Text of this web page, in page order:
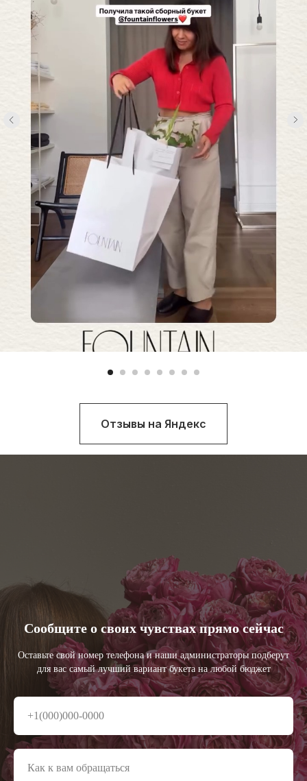
Отзывы на Яндекс
Сообщите о своих чувствах прямо сейчас
Оставьте свой номер телефона и наши администраторы подберут
для вас самый лучший вариант букета на любой бюджет